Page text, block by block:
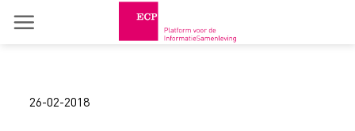
26-02-2018